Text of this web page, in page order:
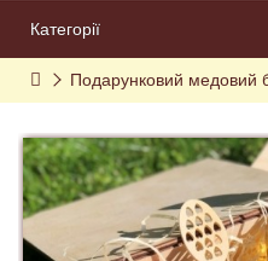
Категорії
Подарунковий медовий